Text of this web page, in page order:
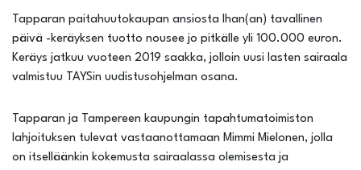
Tapparan paitahuutokaupan ansiosta Ihan(an) tavallinen
päivä -keräyksen tuotto nousee jo pitkälle yli 100.000 euron.
Keräys jatkuu vuoteen 2019 saakka, jolloin uusi lasten sairaala
valmistuu TAYSin uudistusohjelman osana.
Tapparan ja Tampereen kaupungin tapahtumatoimiston
lahjoituksen tulevat vastaanottamaan Mimmi Mielonen, jolla
on itselläänkin kokemusta sairaalassa olemisesta ja